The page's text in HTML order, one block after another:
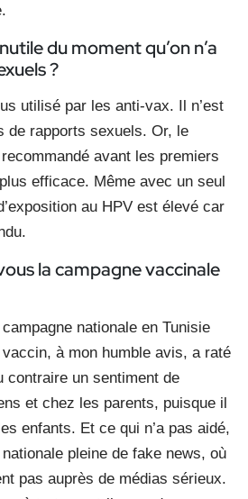
du moment qu’on n’a
?
utilisé par les anti-vax. Il n’est
de rapports sexuels. Or, le
avant les premiers
efficace. Même avec un seul
au HPV est élevé car
la campagne vaccinale
nationale en Tunisie
à mon humble avis, a raté
contraire un sentiment de
et chez les parents, puisque il
enfants. Et ce qui n’a pas aidé,
pleine de fake news, où
pas auprès de médias sérieux.